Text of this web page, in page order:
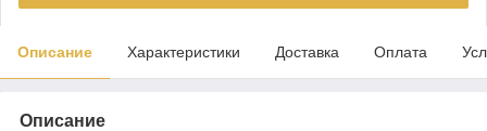
Описание Характеристики Доставка Оплата
Описание